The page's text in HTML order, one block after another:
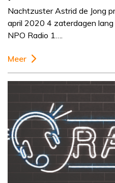
Nachtzuster Astrid de Jong
april 2020 4 zaterdagen
NPO Radio 1….
Meer